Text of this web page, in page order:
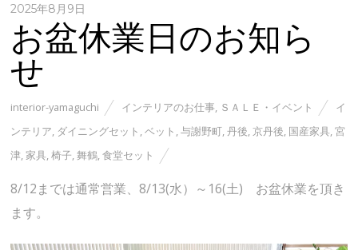
2025年8月9日
お盆休業日のお知ら
せ
interior-yamaguchi インテリアのお仕事 ＳＡＬＥ・イベント
イ
ンテリア ダイニングセット ,ベット ,与謝野町 ,丹後 ,京丹後 国産家具 ,宮
津 ,家具 ,椅子 ,舞鶴 ,食堂セット
8/12までは通常営業、8/13(水）～16(土) お盆休業を頂き
ます。